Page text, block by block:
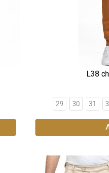
L38
29 30 31